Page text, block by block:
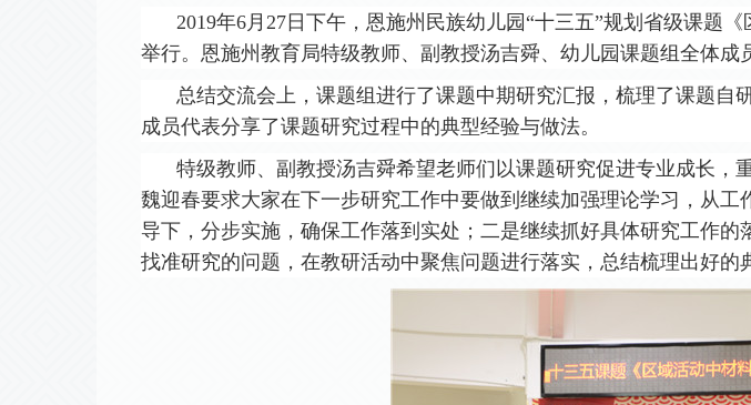
2019年6月 27 日下午， 恩施州民族幼儿园 “十三五”规划 省级课题
举行。 恩施州教育局特级教师、副教授汤吉舜、幼儿园课题组 全体成
总结交流会上， 课题组进行了课题中期研究汇报，梳理了课题自
成员代表分享了课题研究过程中的典型经验与做法。
特级教师、副教授汤吉舜希望老师们 以课题研究促进专业成长，
魏迎春要求大家在下一步研究工作中要做到继续加强理论学习，从工
导下，分步实施，确保工作落到实处 ； 二是继续抓好具体研究工作的
找准研究的问题 ，在教研活动中聚焦问题进行落实，总结梳理出好的